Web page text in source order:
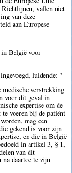
Richtlijnen, vallen niet
van deze
aan Europese
in België voor
luidende: "
verstrekking
voor dit geval in
expertise om de
te voeren bij de patiënt
mag een
gekend is voor zijn
en die in België
in artikel 3, § 1,
van dit
na daartoe te zijn